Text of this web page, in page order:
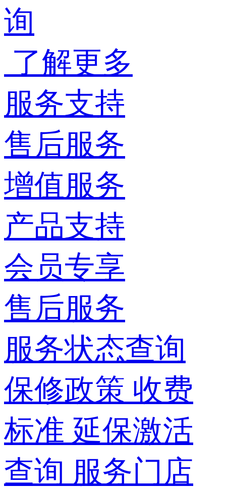
询
了解更多
服务支持
售后服务
增值服务
产品支持
会员专享
售后服务
服务状态查询
保修政策 收费
标准 延保激活
查询 服务门店